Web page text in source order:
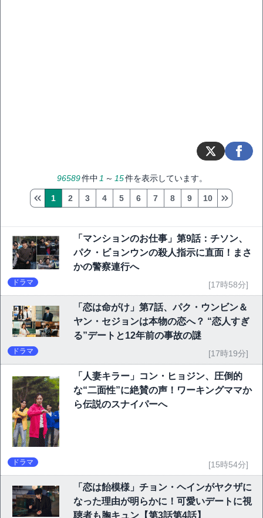
96589件中 1 ～ 15件を表示しています。
1 2 3 4 5 6 7 8 9 10
「マンションのお仕事」第9話：チソン、
パク・ビョンウンの殺人指示に直面！まさ
かの警察連行へ
ドラマ [17時58分]
「恋は命がけ」第7話、パク・ウンビン＆
ヤン・セジョンは本物の恋へ？ “恋人すぎ
る”デートと12年前の事故の謎
ドラマ [17時19分]
「人妻キラー」コン・ヒョジン、圧倒的
な“二面性”に絶賛の声！ワーキングママか
ら伝説のスナイパーへ
ドラマ [15時54分]
「恋は飴模様」チョン・ヘインがヤクザに
なった理由が明らかに！可愛いデートに視
聴者も胸キュン【第3話第4話】